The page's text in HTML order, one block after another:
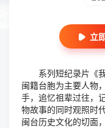
立
系列短纪录片《我
闽籍台胞为主要人物
手，追忆祖辈过往，
物故事的同时观照时
闽台历史文化的切面